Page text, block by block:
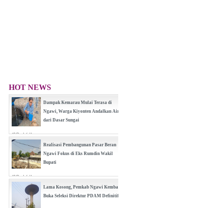
HOT NEWS
Dampak Kemarau Mulai Terasa di
Ngawi, Warga Kiyonten Andalkan Air
dari Dasar Sungai
(0 Reply(s))
Realisasi Pembangunan Pasar Beran
Ngawi Fokus di Eks Rumdin Wakil
Bupati
(0 Reply(s))
Lama Kosong, Pemkab Ngawi Kembali
Buka Seleksi Direktur PDAM Definitif